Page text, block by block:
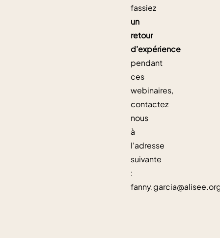
fassiez
un
retour
d’expérience
pendant
ces
webinaires,
contactez
nous
à
l'adresse
suivante
: